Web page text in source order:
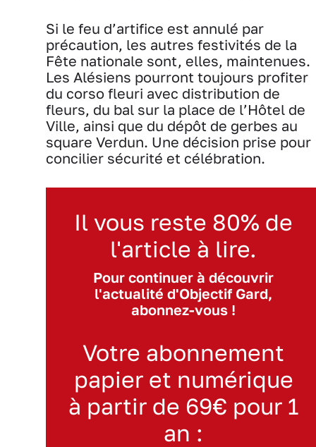
Si le feu d’artifice est annulé par
précaution, les autres festivités de la
Fête nationale sont, elles, maintenues.
Les Alésiens pourront toujours profiter
du corso fleuri avec distribution de
fleurs, du bal sur la place de l’Hôtel de
Ville, ainsi que du dépôt de gerbes au
square Verdun. Une décision prise pour
concilier sécurité et célébration.
Il vous reste 80% de
l'article à lire.
Pour continuer à découvrir
l'actualité d'Objectif Gard,
abonnez-vous !
Votre abonnement
papier et numérique
à partir de 69€ pour 1
an :